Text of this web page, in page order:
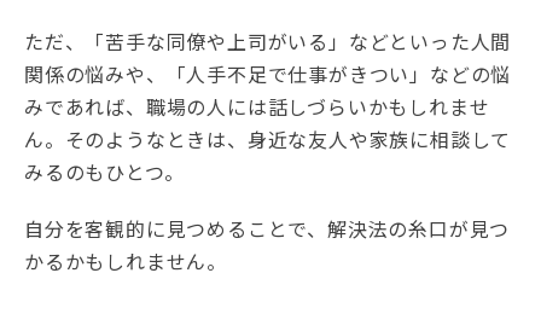
ただ、「苦手な同僚や上司がいる」などといった人間
関係の悩みや、「人手不足で仕事がきつい」などの悩
みであれば、職場の人には話しづらいかもしれませ
ん。そのようなときは、身近な友人や家族に相談して
みるのもひとつ。
自分を客観的に見つめることで、解決法の糸口が見つ
かるかもしれません。